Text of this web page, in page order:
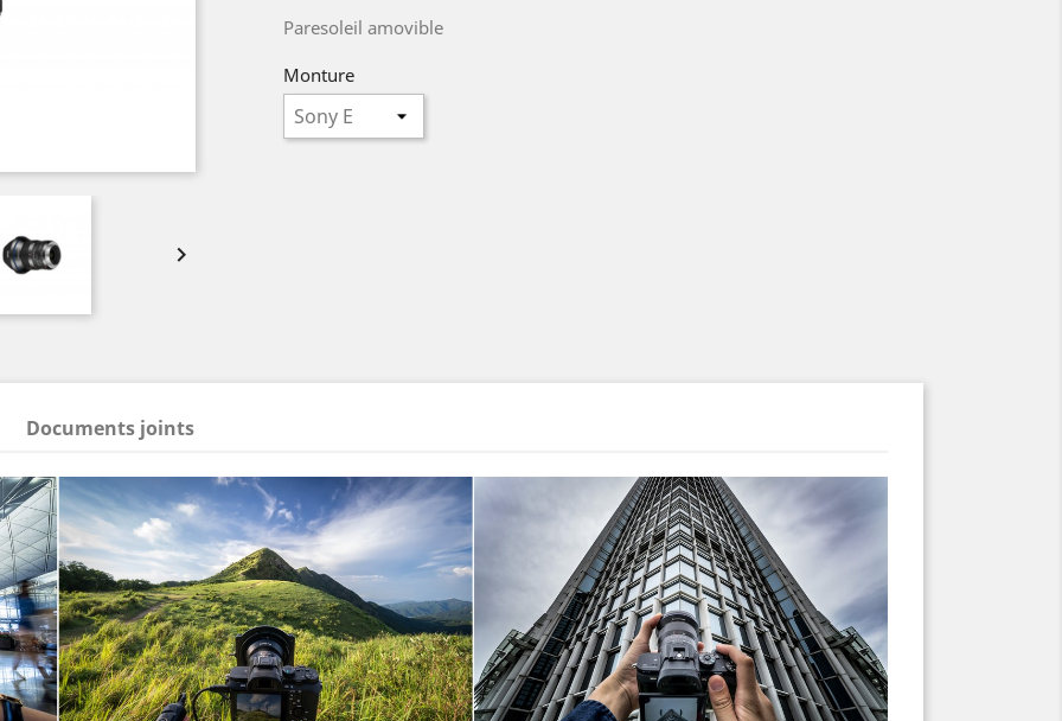

Paresoleil amovible
Monture
Documents joints